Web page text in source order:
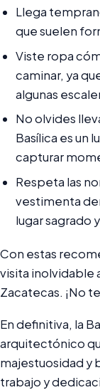
Llega
que suelen
Viste ropa
caminar, ya
algunas
No olvides
Basílica es un
capturar
Respeta las
vestimenta
lugar sagrado
Con estas
visita inolvidable
Zacatecas. ¡No
En definitiva, la
arquitectónico
majestuosidad y
trabajo y